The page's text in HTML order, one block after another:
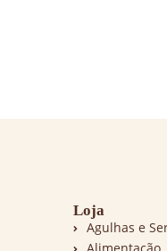
Loja
Agulhas e
Alimentação